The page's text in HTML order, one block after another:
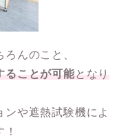
んのこと、
ることが可能となり
や遮熱試験機によ